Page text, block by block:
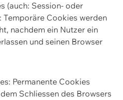
(auch: Session- oder
Temporäre Cookies werden
nachdem ein Nutzer ein
und seinen Browser
Permanente Cookies
Schliessen des Browsers